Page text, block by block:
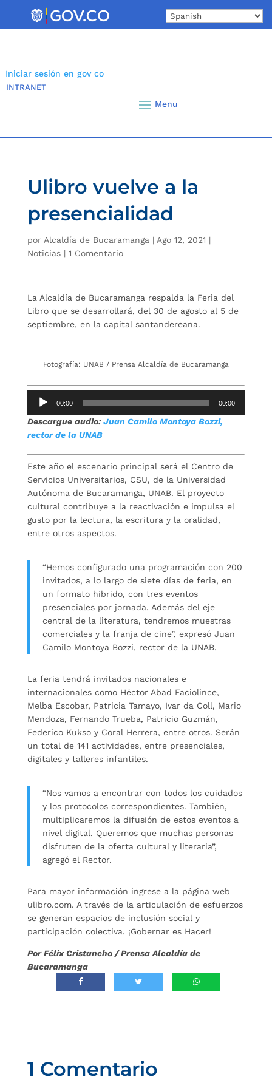
Iniciar sesión en gov co
INTRANET
Ulibro vuelve a la
presencialidad
por Alcaldía de Bucaramanga | Ago 12, 2021 |
Noticias| 1 Comentario
La Alcaldía de Bucaramanga respalda la Feria del
Libro que se desarrollará, del 30 de agosto al 5 de
septiembre, en la capital santandereana.
Fotografía: UNAB / Prensa Alcaldía de Bucaramanga
Reproductor
audio
00:00 00:00
Descargue audio:Juan Camilo Montoya Bozzi,
rector de la UNAB
Este año el escenario principal será el Centro de
Servicios Universitarios, CSU, de la Universidad
Autónoma de Bucaramanga, UNAB. El proyecto
cultural contribuye a la reactivación e impulsa el
gusto por la lectura, la escritura y la oralidad,
entre otros aspectos.
“Hemos configurado una programación con 200
invitados, a lo largo de siete días de feria, en
un formato hibrido, con tres eventos
presenciales por jornada. Además del eje
central de la literatura, tendremos muestras
comerciales y la franja de cine”, expresó Juan
Camilo Montoya Bozzi, rector de la UNAB.
La feria tendrá invitados nacionales e
internacionales como Héctor Abad Faciolince,
Melba Escobar, Patricia Tamayo, Ivar da Coll, Mario
Mendoza, Fernando Trueba, Patricio Guzmán,
Federico Kukso y Coral Herrera, entre otros. Serán
un total de 141 actividades, entre presenciales,
digitales y talleres infantiles.
“Nos vamos a encontrar con todos los cuidados
y los protocolos correspondientes. También,
multiplicaremos la difusión de estos eventos a
nivel digital. Queremos que muchas personas
disfruten de la oferta cultural y literaria”,
agregó el Rector.
Para mayor información ingrese a la página web
ulibro.com. A través de la articulación de esfuerzos
se generan espacios de inclusión social y
participación colectiva. ¡Gobernar es Hacer!
Por Félix Cristancho / Prensa Alcaldía de
Bucaramanga
1 Comentario